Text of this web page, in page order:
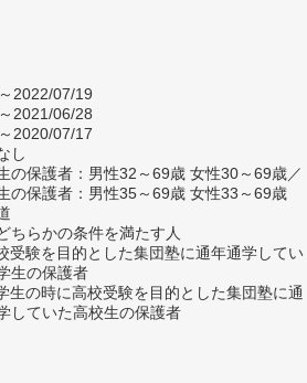
2022/07/19
2021/06/28
2020/07/17
し
の保護者：男性32～69歳 女性30～69歳／
の保護者：男性35～69歳 女性33～69歳
ちらかの条件を満たす人
受験を目的とした集団塾に通年通学してい
生の保護者
生の時に高校受験を目的とした集団塾に通
していた高校生の保護者